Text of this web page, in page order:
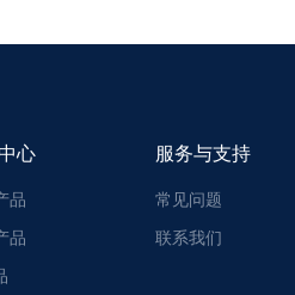
心
品
品
服务与支持
常见问题
联系我们